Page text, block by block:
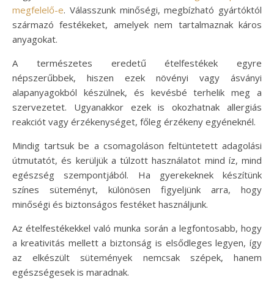
megfelelő-e. Válasszunk minőségi, megbízható gyártóktól
származó festékeket, amelyek nem tartalmaznak káros
anyagokat.
A természetes eredetű ételfestékek egyre
népszerűbbek, hiszen ezek növényi vagy ásványi
alapanyagokból készülnek, és kevésbé terhelik meg a
szervezetet. Ugyanakkor ezek is okozhatnak allergiás
reakciót vagy érzékenységet, főleg érzékeny egyéneknél.
Mindig tartsuk be a csomagoláson feltüntetett adagolási
útmutatót, és kerüljük a túlzott használatot mind íz, mind
egészség szempontjából. Ha gyerekeknek készítünk
színes süteményt, különösen figyeljünk arra, hogy
minőségi és biztonságos festéket használjunk.
Az ételfestékekkel való munka során a legfontosabb, hogy
a kreativitás mellett a biztonság is elsődleges legyen, így
az elkészült sütemények nemcsak szépek, hanem
egészségesek is maradnak.